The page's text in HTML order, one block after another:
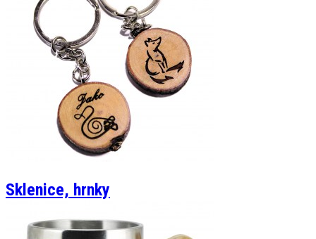
Sklenice, hrnky